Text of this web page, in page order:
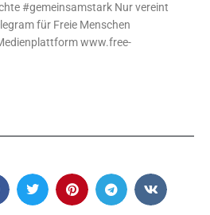
#gemeinsamstark Nur vereint
für Freie Menschen
www.free-